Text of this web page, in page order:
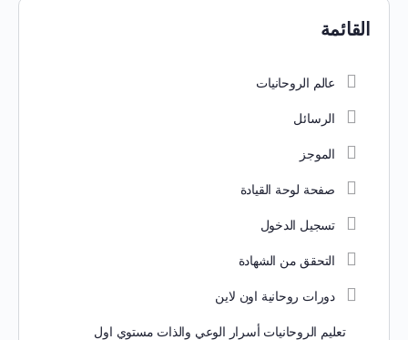
القائمة
عالم الروحانيات
الرسائل
الموجز
صفحة لوحة القيادة
تسجيل الدخول
التحقق من الشهادة
دورات روحانية اون لاين
تعليم الروحانيات أسرار الوعي والذات مستوي اول